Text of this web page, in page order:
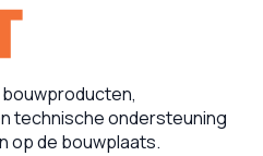
bouwproducten,
technische ondersteuning
op de bouwplaats.